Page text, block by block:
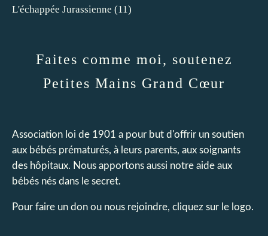
L'échappée Jurassienne (11)
Faites comme moi, soutenez
Petites Mains Grand Cœur
Association loi de 1901 a pour but d'offrir un soutien
aux bébés prématurés, à leurs parents, aux soignants
des hôpitaux. Nous apportons aussi notre aide aux
bébés nés dans le secret.
Pour faire un don ou nous rejoindre, cliquez sur le logo.